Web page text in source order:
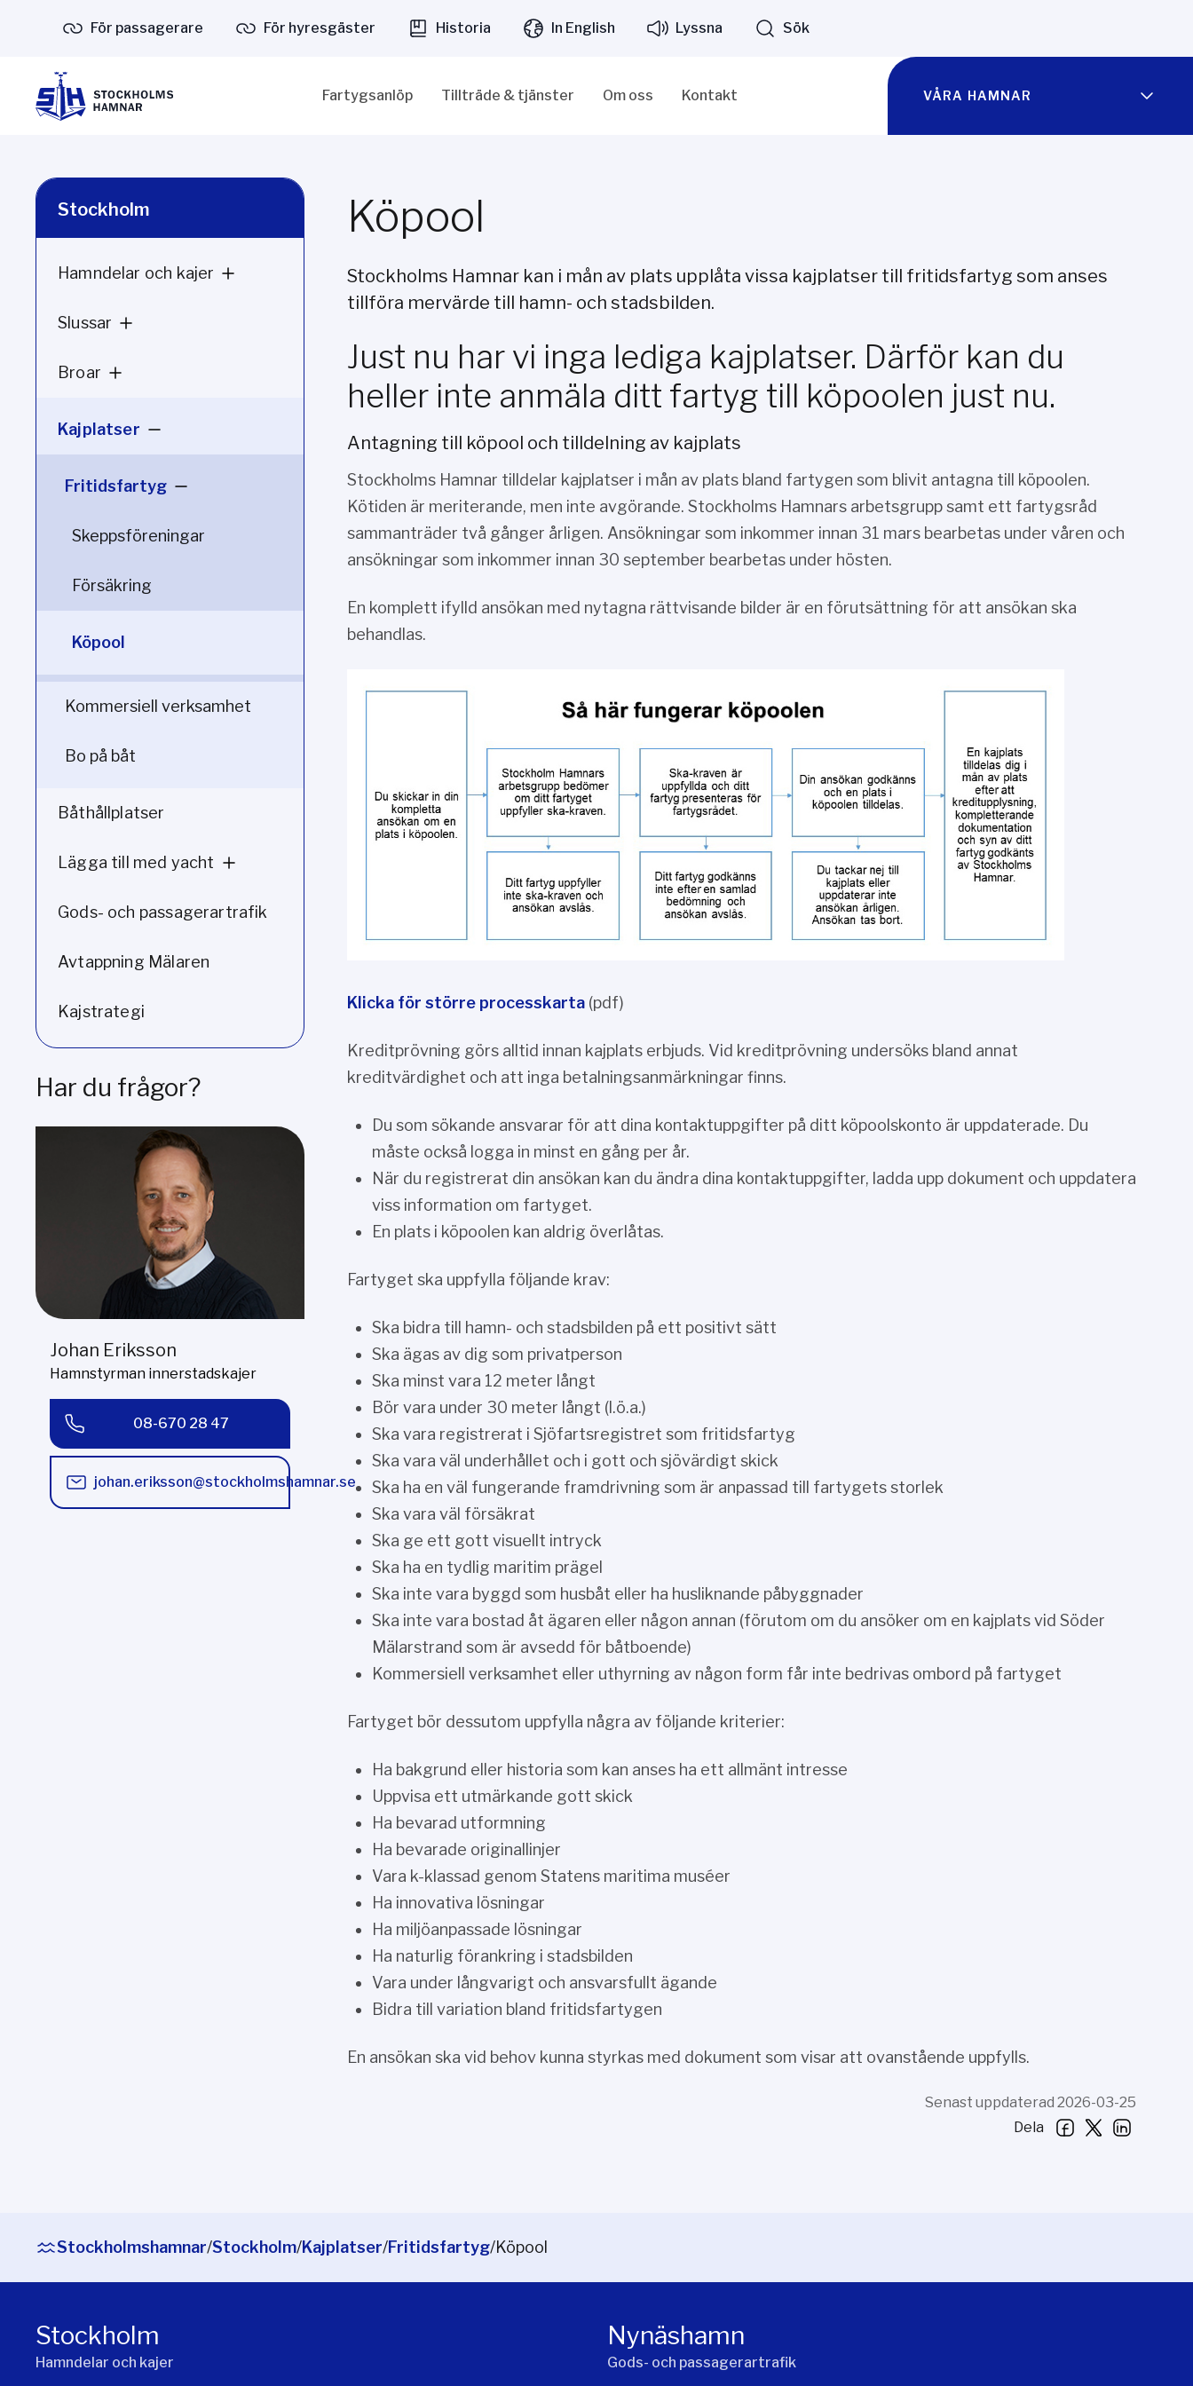
För passagerare För hyresgäster Historia In English Lyssna Sök
Fartygsanlöp Tillträde & tjänster Om oss Kontakt VÅRA HAMNAR
Stockholm
Hamndelar och kajer
Slussar
Broar
Kajplatser
Fritidsfartyg
Skeppsföreningar
Försäkring
Köpool
Kommersiell verksamhet
Bo på båt
Båthållplatser
Lägga till med yacht
Gods- och passagerartrafik
Avtappning Mälaren
Kajstrategi
Har du frågor?
Johan Eriksson
Hamnstyrman innerstadskajer
08-670 28 47
johan.eriksson@stockholmshamnar.se
Köpool
Stockholms Hamnar kan i mån av plats upplåta vissa kajplatser till fritidsfartyg som anses
tillföra mervärde till hamn- och stadsbilden.
Just nu har vi inga lediga kajplatser. Därför kan du
heller inte anmäla ditt fartyg till köpoolen just nu.
Antagning till köpool och tilldelning av kajplats
Stockholms Hamnar tilldelar kajplatser i mån av plats bland fartygen som blivit antagna till köpoolen.
Kötiden är meriterande, men inte avgörande. Stockholms Hamnars arbetsgrupp samt ett fartygsråd
sammanträder två gånger årligen. Ansökningar som inkommer innan 31 mars bearbetas under våren och
ansökningar som inkommer innan 30 september bearbetas under hösten.
En komplett ifylld ansökan med nytagna rättvisande bilder är en förutsättning för att ansökan ska
behandlas.
Klicka för större processkarta (pdf)
Kreditprövning görs alltid innan kajplats erbjuds. Vid kreditprövning undersöks bland annat
kreditvärdighet och att inga betalningsanmärkningar finns.
Du som sökande ansvarar för att dina kontaktuppgifter på ditt köpoolskonto är uppdaterade. Du
måste också logga in minst en gång per år.
När du registrerat din ansökan kan du ändra dina kontaktuppgifter, ladda upp dokument och uppdatera
viss information om fartyget.
En plats i köpoolen kan aldrig överlåtas.
Fartyget ska uppfylla följande krav:
Ska bidra till hamn- och stadsbilden på ett positivt sätt
Ska ägas av dig som privatperson
Ska minst vara 12 meter långt
Bör vara under 30 meter långt (l.ö.a.)
Ska vara registrerat i Sjöfartsregistret som fritidsfartyg
Ska vara väl underhållet och i gott och sjövärdigt skick
Ska ha en väl fungerande framdrivning som är anpassad till fartygets storlek
Ska vara väl försäkrat
Ska ge ett gott visuellt intryck
Ska ha en tydlig maritim prägel
Ska inte vara byggd som husbåt eller ha husliknande påbyggnader
Ska inte vara bostad åt ägaren eller någon annan (förutom om du ansöker om en kajplats vid Söder
Mälarstrand som är avsedd för båtboende)
Kommersiell verksamhet eller uthyrning av någon form får inte bedrivas ombord på fartyget
Fartyget bör dessutom uppfylla några av följande kriterier:
Ha bakgrund eller historia som kan anses ha ett allmänt intresse
Uppvisa ett utmärkande gott skick
Ha bevarad utformning
Ha bevarade originallinjer
Vara k-klassad genom Statens maritima muséer
Ha innovativa lösningar
Ha miljöanpassade lösningar
Ha naturlig förankring i stadsbilden
Vara under långvarigt och ansvarsfullt ägande
Bidra till variation bland fritidsfartygen
En ansökan ska vid behov kunna styrkas med dokument som visar att ovanstående uppfylls.
Senast uppdaterad 2026-03-25
Dela
Stockholmshamnar/Stockholm/Kajplatser/Fritidsfartyg/Köpool
Stockholm
Hamndelar och kajer
Nynäshamn
Gods- och passagerartrafik